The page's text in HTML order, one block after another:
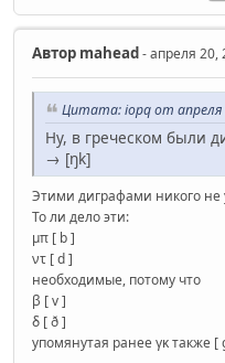
Автор mahead - апреля 20,
Цитата: iopq от апреля
Ну, в греческом были
→ [ŋk]
Этими диграфами никого не
То ли дело эти:
μπ [ b ]
ντ [ d ]
необходимые, потому что
β [ v ]
δ [ ð ]
упомянутая ранее γκ также [